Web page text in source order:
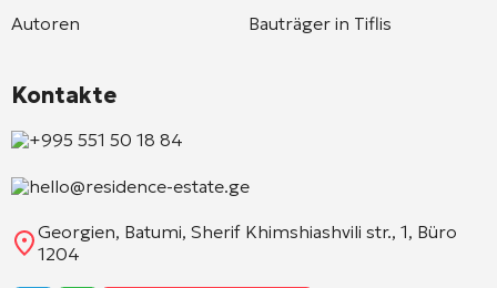
Autoren
Bauträger in Tiflis
Kontakte
+995 551 50 18 84
hello@residence-estate.ge
Georgien, Batumi, Sherif Khimshiashvili str., 1, Büro
1204